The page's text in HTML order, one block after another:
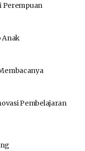
Perempuan
Anak
Pembelajaran